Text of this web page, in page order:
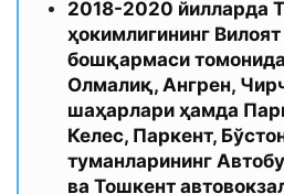
2018-2020 йилларда
ҳокимлигининг
бошқармаси
Олмалиқ, Ангрен,
шаҳарлари ҳамда
Келес, Паркент,
туманларининг
ва Тошкент